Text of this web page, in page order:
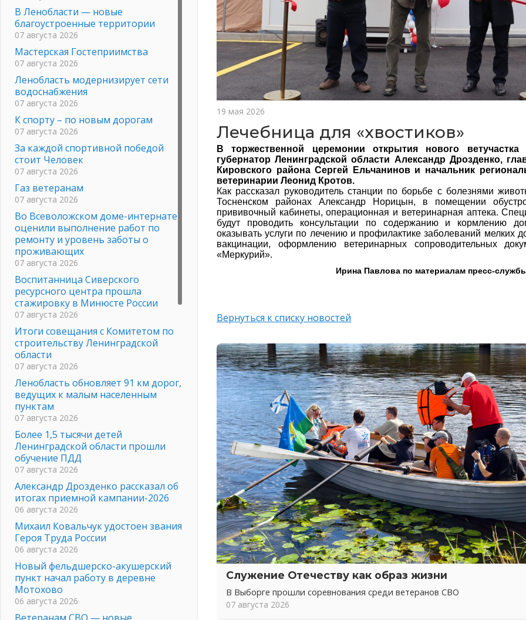
19 мая 2026
Лечебница для «хвостиков»
В торжественной церемонии открытия нового ветучастка
губернатор Ленинградской области Александр Дрозденко,
Кировского района Сергей Ельчанинов и начальник
ветеринарии Леонид Кротов.
Как рассказал руководитель станции по борьбе с болезнями
Тосненском районах Александр Норицын, в помещении
прививочный кабинеты, операционная и ветеринарная аптека.
будут проводить консультации по содержанию и кормлению
оказывать услуги по лечению и профилактике заболеваний мелких
вакцинации, оформлению ветеринарных сопроводительных
«Меркурий».
Ирина Павлова по материалам пресс-
Вернуться к списку новостей
Служение Отечеству как образ жизни
В Выборге прошли соревнования среди ветеранов СВО
07 августа 2026
В Ленобласти — новые
благоустроенные территории
07 августа 2026
Мастерская Гостеприимства
07 августа 2026
Ленобласть модернизирует сети
водоснабжения
07 августа 2026
К спорту – по новым дорогам
07 августа 2026
За каждой спортивной победой
стоит Человек
07 августа 2026
Газ ветеранам
07 августа 2026
Во Всеволожском доме-интернате
оценили выполнение работ по
ремонту и уровень заботы о
проживающих
07 августа 2026
Воспитанница Сиверского
ресурсного центра прошла
стажировку в Минюсте России
07 августа 2026
Итоги совещания с Комитетом по
строительству Ленинградской
области
07 августа 2026
Ленобласть обновляет 91 км дорог,
ведущих к малым населенным
пунктам
07 августа 2026
Более 1,5 тысячи детей
Ленинградской области прошли
обучение ПДД
07 августа 2026
Александр Дрозденко рассказал об
итогах приемной кампании-2026
06 августа 2026
Михаил Ковальчук удостоен звания
Героя Труда России
06 августа 2026
Новый фельдшерско-акушерский
пункт начал работу в деревне
Мотохово
06 августа 2026